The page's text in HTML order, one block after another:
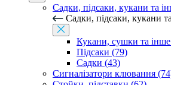
Садки, підсаки, кукани та
Садки, підсаки, кукани
Кукани, сушки та
Підсаки (79)
Садки (43)
Сигналізатори клювання